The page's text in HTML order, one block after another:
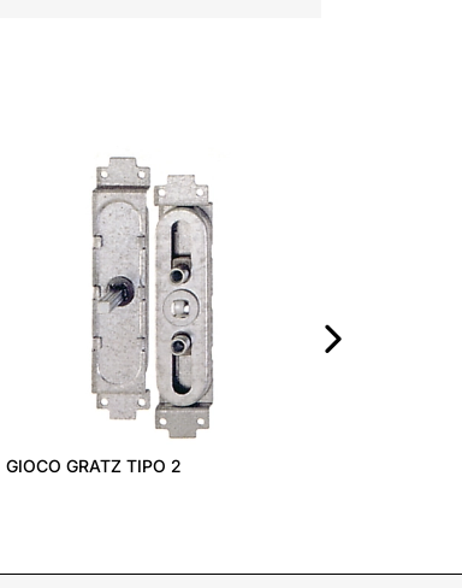
GIOCO GRATZ TIPO 2